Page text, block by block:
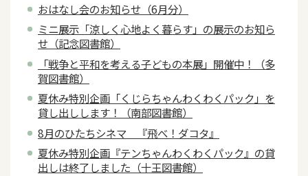
おはなし会のお知らせ（6月分）
ミニ展示「涼しく心地よく暮らす」の展示のお知ら
せ（記念図書館）
「戦争と平和を考える子どもの本展」開催中！（多
賀図書館）
夏休み特別企画「くじらちゃんわくわくパック」を
貸し出しします！（南部図書館）
8月のひたちシネマ 『飛べ！ダコタ』
夏休み特別企画『テンちゃんわくわくパック』の貸
出しは終了しました（十王図書館）